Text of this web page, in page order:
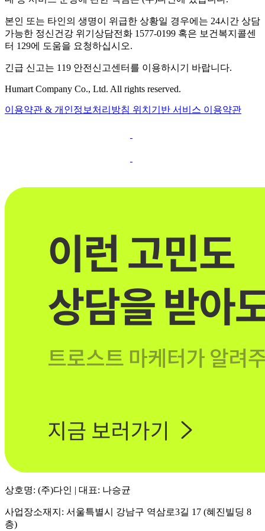
본인 또는 타인의 생명이 위급한 상황일 경우에는 24시간 상담
가능한 정신건강 위기상담전화 1577-0199 혹은 보건복지콜센
터 129에 도움을 요청하십시오.
긴급 신고는 119 안전신고센터를 이용하시기 바랍니다.
Humart Company Co., Ltd. All rights reserved.
이용약관 & 개인정보처리방침 위치기반 서비스 이용약관
상호명: (주)다인 | 대표: 나승균
사업장소재지: 서울특별시 강남구 역삼로3길 17 (혜진빌딩 8
층)